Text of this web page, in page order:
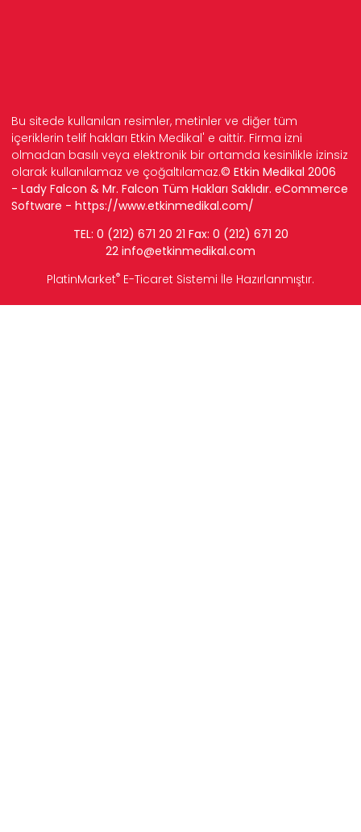
Bu sitede kullanılan resimler, metinler ve diğer tüm
içeriklerin telif hakları Etkin Medikal' e aittir. Firma izni
olmadan basılı veya elektronik bir ortamda kesinlikle izinsiz
olarak kullanılamaz ve çoğaltılamaz.© Etkin Medikal 2006
- Lady Falcon & Mr. Falcon Tüm Hakları Saklıdır. eCommerce
Software - https://www.etkinmedikal.com/
TEL: 0 (212) 671 20 21 Fax: 0 (212) 671 20
22 info@etkinmedikal.com
PlatinMarket® E-Ticaret Sistemi İle Hazırlanmıştır.